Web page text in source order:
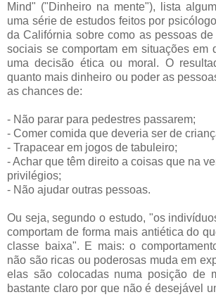
Mind" ("Dinheiro na mente"), lista
uma série de estudos feitos por
da Califórnia sobre como as pessoas
sociais se comportam em situações em
uma decisão ética ou moral. O
quanto mais dinheiro ou poder as
as chances de:
- Não parar para pedestres passarem;
- Comer comida que deveria ser de
- Trapacear em jogos de tabuleiro;
- Achar que têm direito a coisas que na
privilégios;
- Não ajudar outras pessoas.
Ou seja, segundo o estudo, "os
comportam de forma mais antiética do
classe baixa". E mais: o
não são ricas ou poderosas muda em
elas são colocadas numa posição de
bastante claro por que não é desejável